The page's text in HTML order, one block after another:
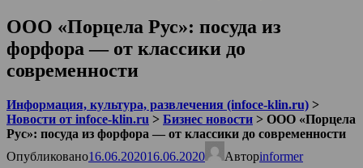
ООО «Порцела Рус»: посуда из
форфора — от классики до
современности
Информация, культура, развлечения (infoce-klin.ru) >
Новости от infoce-klin.ru > Бизнес новости > ООО «Порцела
Рус»: посуда из форфора — от классики до современности
Опубликовано16.06.202016.06.2020 Авторinformer